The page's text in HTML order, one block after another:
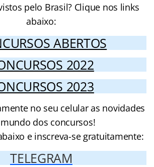
pelo Brasil? Clique nos links
abaixo:
ABERTOS
2022
2023
no seu celular as novidades
dos concursos!
e inscreva-se gratuitamente:
TELEGRAM